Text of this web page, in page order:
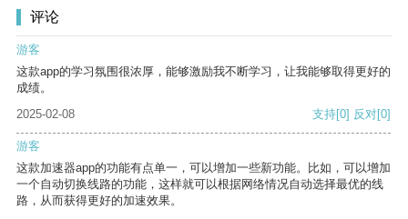
评论
游客
这款app的学习氛围很浓厚，能够激励我不断学习，让我能够取得更好的
成绩。
2025-02-08
支持[0] 反对[0]
游客
这款加速器app的功能有点单一，可以增加一些新功能。比如，可以增加
一个自动切换线路的功能，这样就可以根据网络情况自动选择最优的线
路，从而获得更好的加速效果。